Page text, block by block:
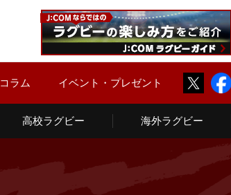
コラム イベント・プレゼント Twitter
高校ラグビー 海外ラグビー